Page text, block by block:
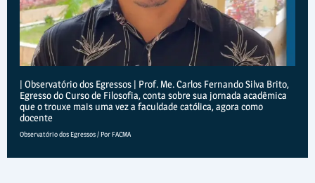
| Observatório dos Egressos | Prof. Me. Carlos Fernando Silva Brito,
Egresso do Curso de Filosofia, conta sobre sua jornada acadêmica
que o trouxe mais uma vez a faculdade católica, agora como
docente
Observatório dos Egressos/ Por FACMA